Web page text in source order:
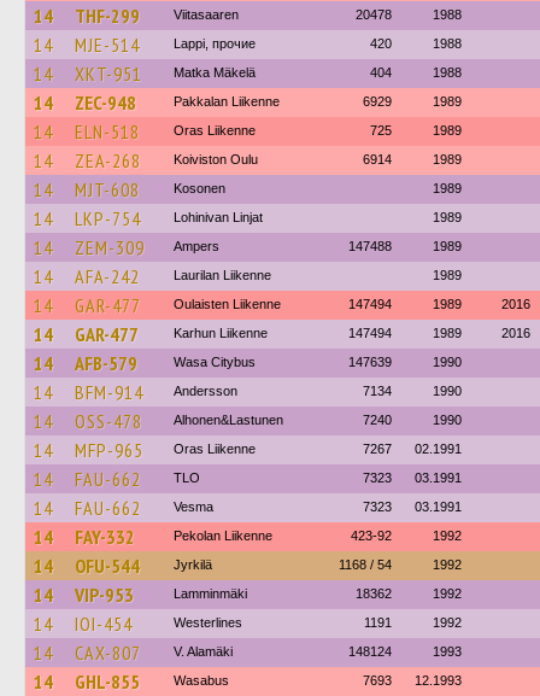
14 THF-299 Viitasaaren 20478 1988
14 MJE-514 Lappi, прочие 420 1988
14 XKT-951 Matka Mäkelä 404 1988
14 ZEC-948 Pakkalan Liikenne 6929 1989
14 ELN-518 Oras Liikenne 725 1989
14 ZEA-268 Koiviston Oulu 6914 1989
14 MJT-608 Kosonen 1989
14 LKP-754 Lohinivan Linjat 1989
14 ZEM-309 Ampers 147488 1989
14 AFA-242 Laurilan Liikenne 1989
14 GAR-477 Oulaisten Liikenne 147494 1989 2016
14 GAR-477 Karhun Liikenne 147494 1989 2016
14 AFB-579 Wasa Citybus 147639 1990
14 BFM-914 Andersson 7134 1990
14 OSS-478 Alhonen&Lastunen 7240 1990
14 MFP-965 Oras Liikenne 7267 02.1991
14 FAU-662 TLO 7323 03.1991
14 FAU-662 Vesma 7323 03.1991
14 FAY-332 Pekolan Liikenne 423-92 1992
14 OFU-544 Jyrkilä 1168 / 54 1992
14 VIP-953 Lamminmäki 18362 1992
14 IOI-454 Westerlines 1191 1992
14 CAX-807 V. Alamäki 148124 1993
14 GHL-855 Wasabus 7693 12.1993